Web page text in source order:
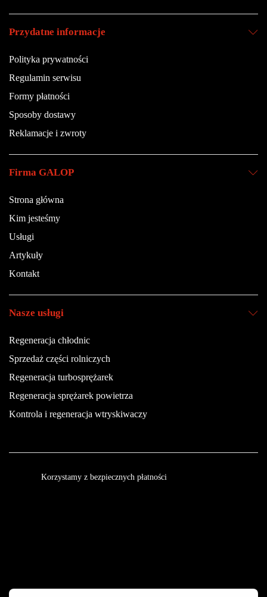
Przydatne informacje
Polityka prywatności
Regulamin serwisu
Formy płatności
Sposoby dostawy
Reklamacje i zwroty
Firma GALOP
Strona główna
Kim jesteśmy
Usługi
Artykuły
Kontakt
Nasze usługi
Regeneracja chłodnic
Sprzedaż części rolniczych
Regeneracja turbosprężarek
Regeneracja sprężarek powietrza
Kontrola i regeneracja wtryskiwaczy
Korzystamy z bezpiecznych płatności